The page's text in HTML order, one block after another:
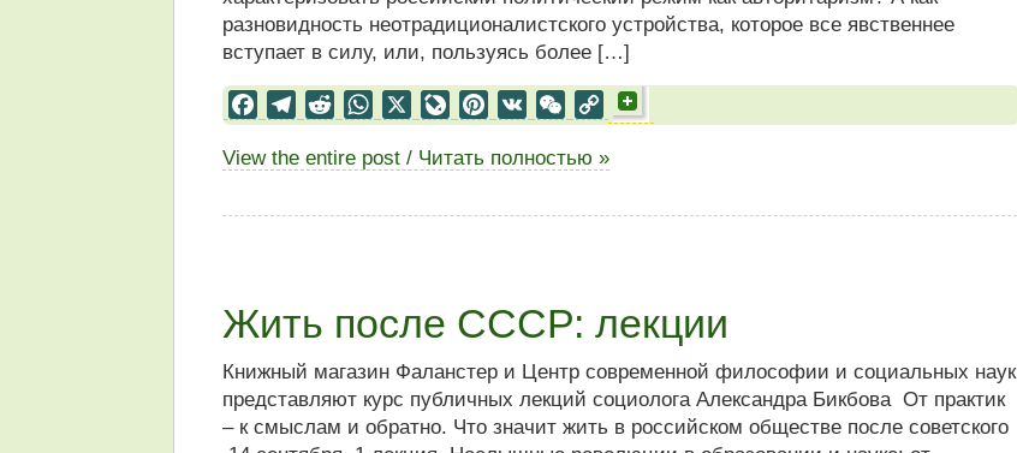
разновидность неотрадиционалистского устройства, которое все явственнее
вступает в силу, или, пользуясь более […]
FacebookTelegramRedditWhatsApp LiveJournal
Pinterest
VK WeChat
Copy
View the entire post / Читать полностью »
Жить после СССР: лекции
Книжный магазин Фаланстер и Центр современной философии и социальных наук
представляют курс публичных лекций социолога Александра Бикбова От практик
– к смыслам и обратно. Что значит жить в российском обществе после советского